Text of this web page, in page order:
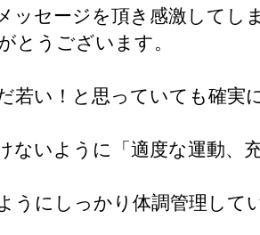
ッセージを頂き感激してし
とうございます。
若い！と思っていても確実
ないように「適度な運動、
うにしっかり体調管理して